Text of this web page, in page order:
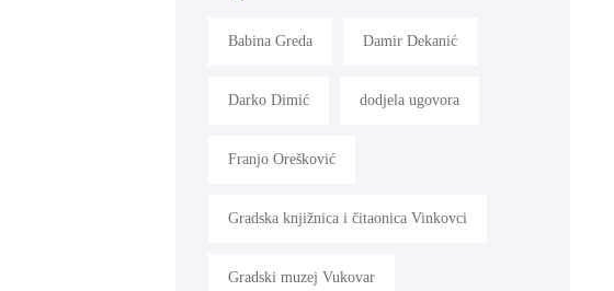
Babina Greda Damir Dekanić
Darko Dimić dodjela ugovora
Franjo Orešković
Gradska knjižnica i čitaonica Vinkovci
Gradski muzej Vukovar